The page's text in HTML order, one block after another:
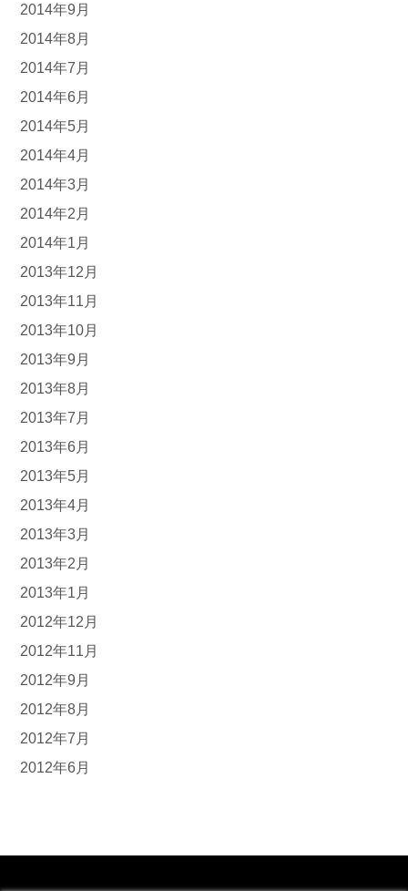
2014年9月
2014年8月
2014年7月
2014年6月
2014年5月
2014年4月
2014年3月
2014年2月
2014年1月
2013年12月
2013年11月
2013年10月
2013年9月
2013年8月
2013年7月
2013年6月
2013年5月
2013年4月
2013年3月
2013年2月
2013年1月
2012年12月
2012年11月
2012年9月
2012年8月
2012年7月
2012年6月